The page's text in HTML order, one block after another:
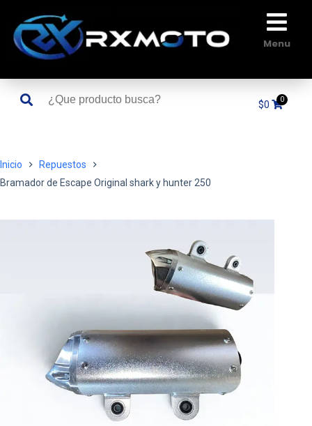
contenido
Menu
$0
Inicio
Repuestos
Bramador de Escape Original shark y hunter 250